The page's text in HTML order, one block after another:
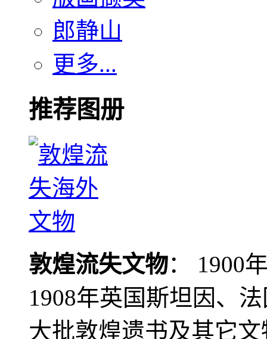
郎静山
更多...
推荐图册
敦煌流失文物： 1900
1908年英国斯坦因、
大批敦煌遗书及其它